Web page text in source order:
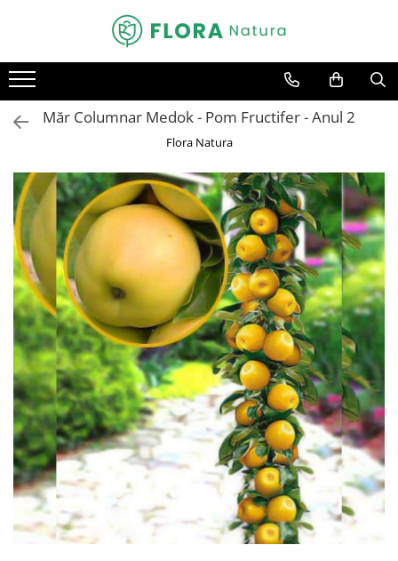
Mar
Par
Prun
Smochin
Visin
Conifere
Abies
Chiparos
Ienupar
Picea
Pin
Tuia
Arbori Ornamentali
Arbusti
Catina
Măr Columnar Medok - Pom Fructifer - Anul 2
Flora Natura